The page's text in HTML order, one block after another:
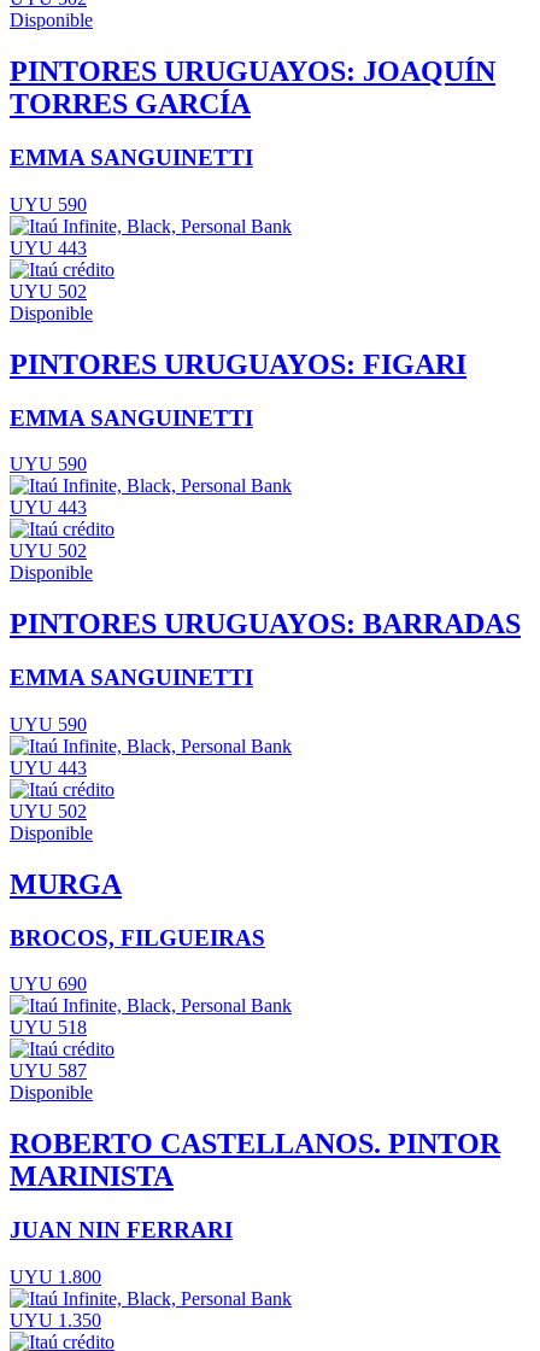
Disponible
PINTORES URUGUAYOS: JOAQUÍN
TORRES GARCÍA
EMMA SANGUINETTI
UYU 590
UYU 443
UYU 502
Disponible
PINTORES URUGUAYOS: FIGARI
EMMA SANGUINETTI
UYU 590
UYU 443
UYU 502
Disponible
PINTORES URUGUAYOS: BARRADAS
EMMA SANGUINETTI
UYU 590
UYU 443
UYU 502
Disponible
MURGA
BROCOS, FILGUEIRAS
UYU 690
UYU 518
UYU 587
Disponible
ROBERTO CASTELLANOS. PINTOR
MARINISTA
JUAN NIN FERRARI
UYU 1.800
UYU 1.350